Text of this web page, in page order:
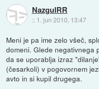
NazgulRR
:: 1. jun 2010, 13:47
Meni je pa ime zelo všeč,
domeni. Glede negativnega
da se uporablja izraz
(česarkoli) v pogovornem
avto in si kupil drugega.